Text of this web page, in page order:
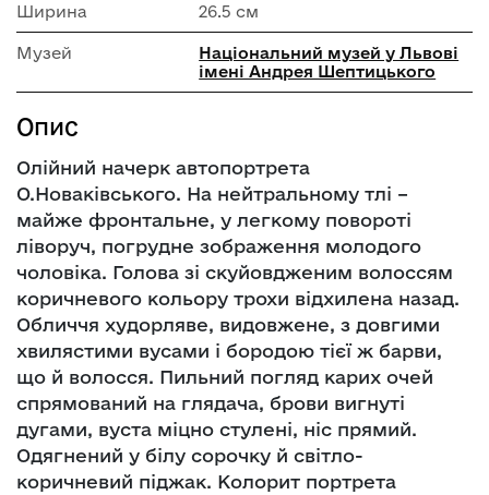
Ширина 26.5 см
Музей
Національний музей у Львові
імені Андрея Шептицького
Опис
Олійний начерк автопортрета
О.Новаківського. На нейтральному тлі –
майже фронтальне, у легкому повороті
ліворуч, погрудне зображення молодого
чоловіка. Голова зі скуйовдженим волоссям
коричневого кольору трохи відхилена назад.
Обличчя худорляве, видовжене, з довгими
хвилястими вусами і бородою тієї ж барви,
що й волосся. Пильний погляд карих очей
спрямований на глядача, брови вигнуті
дугами, вуста міцно стулені, ніс прямий.
Одягнений у білу сорочку й світло-
коричневий піджак. Колорит портрета